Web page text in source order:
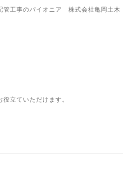
管工事のパイオニア 株式会社亀岡土木
立ていただけます。